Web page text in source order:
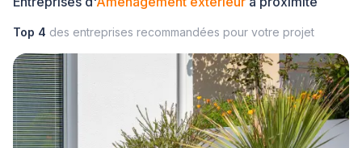
Top 4 des entreprises recommandées pour votre projet